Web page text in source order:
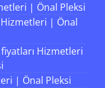
| Önal Pleksi
| Önal
Hizmetleri
| Önal Pleksi